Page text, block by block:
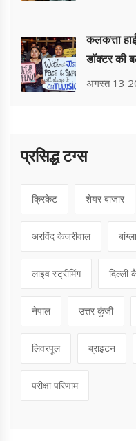
कलकत्ता
डॉक्टर की
जांच का आदेश
अगस्त 13
प्रसिद्ध टग्स
क्रिकेट शेयर बाजार
अरविंद केजरीवाल
लाइव स्ट्रीमिंग दिल्ली
नेपाल उत्तर कुंजी
लिवरपूल ब्राइटन
परीक्षा परिणाम